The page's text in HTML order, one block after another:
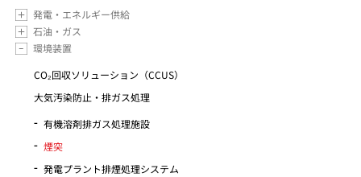
発電・エネルギー供給
石油・ガス
環境装置
CO₂回収ソリューション（CCUS）
大気汚染防止・排ガス処理
有機溶剤排ガス処理施設
煙突
発電プラント排煙処理システム